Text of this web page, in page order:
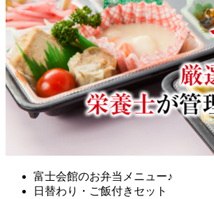
富士会館のお弁当メニュー♪
日替わり・ご飯付きセット